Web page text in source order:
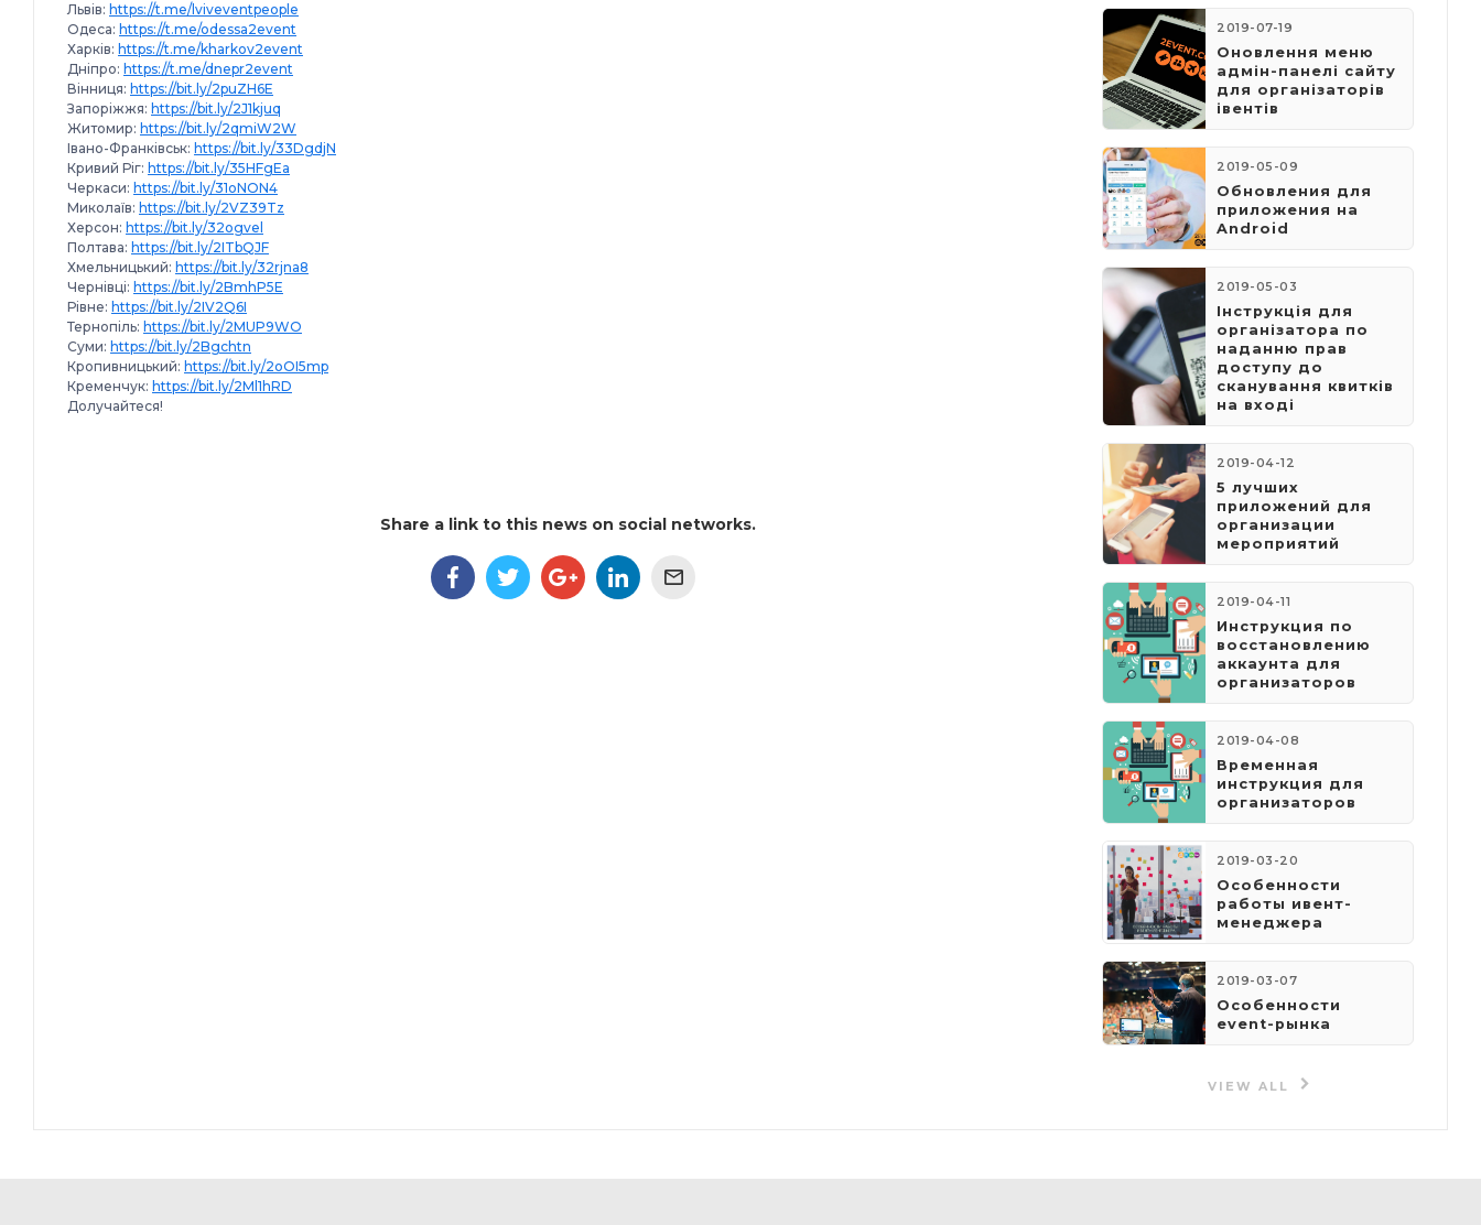
Львів: https://t.me/lviveventpeople
Одеса: https://t.me/odessa2event
Харків: https://t.me/kharkov2event
Дніпро: https://t.me/dnepr2event
Вінниця: https://bit.ly/2puZH6E
Запоріжжя: https://bit.ly/2J1kjuq
Житомир: https://bit.ly/2qmiW2W
Івано-Франківськ: https://bit.ly/33DgdjN
Кривий Ріг: https://bit.ly/35HFgEa
Черкаси: https://bit.ly/31oNON4
Миколаїв: https://bit.ly/2VZ39Tz
Херсон: https://bit.ly/32ogvel
Полтава: https://bit.ly/2ITbQJF
Хмельницький: https://bit.ly/32rjna8
Чернівці: https://bit.ly/2BmhP5E
Рівне: https://bit.ly/2IV2Q6I
Тернопіль: https://bit.ly/2MUP9WO
Суми: https://bit.ly/2Bgchtn
Кропивницький: https://bit.ly/2oOI5mp
Кременчук: https://bit.ly/2Ml1hRD
Долучайтеся!
Share a link to this news on social networks.
2019-07-19
Оновлення меню
адмін-панелі сайту
для організаторів
івентів
2019-05-09
​Обновления для
приложения на
Android
2019-05-03
​Інструкція для
організатора по
наданню прав
доступу до
сканування квитків
на вході
2019-04-12
5 лучших
приложений для
организации
мероприятий
2019-04-11
Инструкция по
восстановлению
аккаунта для
организаторов
2019-04-08
​Временная
инструкция для
организаторов
2019-03-20
Особенности
работы ивент-
менеджера
2019-03-07
Особенности
event-рынка
VIEW ALL